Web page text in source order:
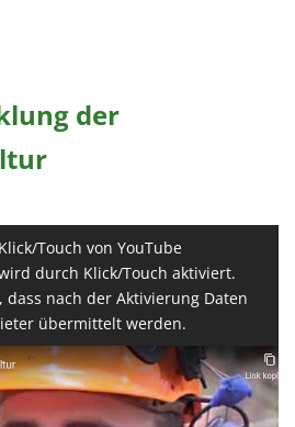
der
Touch von YouTube
durch Klick/Touch aktiviert.
nach der Aktivierung Daten
übermittelt werden.